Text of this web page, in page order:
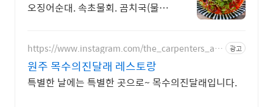
오징어순대. 속초물회. 곰치국(물곰
https://www.instagram.com/the_carpenters_az
alea
광고
원주 목수의진달래 레스토랑
특별한 날에는 특별한 곳으로~ 목수의진달래입니다.